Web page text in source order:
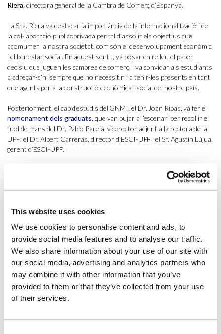
This website uses cookies
We use cookies to personalise content and ads, to
provide social media features and to analyse our traffic.
We also share information about your use of our site with
our social media, advertising and analytics partners who
may combine it with other information that you’ve
provided to them or that they’ve collected from your use
of their services.
Riera, directora general de la Cambra de Comerç d’Espanya.
La Sra. Riera va destacar la importància de la internacionalització i de
la col·laboració publicoprivada per tal d’assolir els objectius que
acomumen la nostra societat, com són el desenvolupament econòmic
i el benestar social. En aquest sentit, va posar en relleu el paper
decisiu que juguen les cambres de comerç, i va convidar als estudiants
a adreçar-s’hi sempre que ho necessitin i a tenir-les presents en tant
que agents per a la construcció econòmica i social del nostre país.
Posteriorment, el cap d’estudis del GNMI, el Dr. Joan Ribas, va fer el
nomenament dels graduats, que van pujar a l’escenari per recollir el
títol de mans del Dr. Pablo Pareja, vicerector adjunt a la rectora de la
UPF; el Dr. Albert Carreras, director d’ESCI-UPF i el Sr. Agustín Lújua,
gerent d’ESCI-UPF.
En la segona part de la cerimònia es van viure els moments més
emocionants de l’acte. En primer lloc, els graduats i les seves famílies, i
els professors i personal d’ESCI-UPF, van poder veure en primícia el
especials com el seu primer a la universitat o la festa del Pas de
Tot seguit, va tenir lloc l’entrega de premis. La Dra. Rosa Colomé,
coordinadora de tercer curs i directora acadèmica de Pràctiques, va
desvelar el nom de les tres alumnes que, per les seves pràctiques
excepcionals en el curs 2023-2024, han resultat guanyadores del
premi de Pràctiques: Laura Núñez, Paula Rebollo i Jimena Tinoco
continuació, el Dr. Xavier Jou, coordinador de quart curs i director
acadèmic de TFG, va fer acte d’entrega del